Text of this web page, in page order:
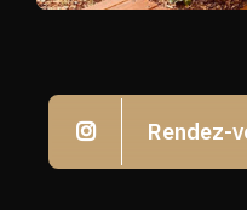
Rendez-